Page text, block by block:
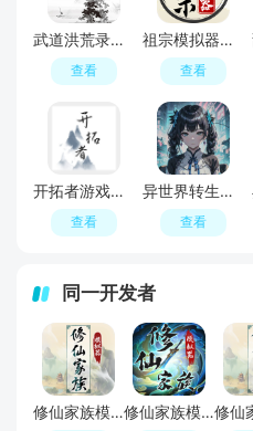
武道洪荒录手游新版本
查看
祖宗模拟器官方版游戏安装包
查看
开拓者游戏手机版中文版
查看
异世界转生模拟器2游戏手机版
查看
同一开发者
修仙家族模拟器手游更新版 修仙家族模拟器2026最新版